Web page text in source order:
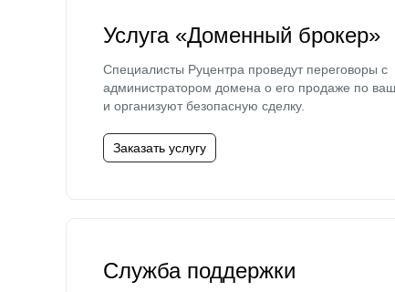
Услуга «Доменный брокер»
Специалисты Руцентра проведут переговоры с
администратором домена о его продаже по
и организуют безопасную сделку.
Заказать услугу
Служба поддержки